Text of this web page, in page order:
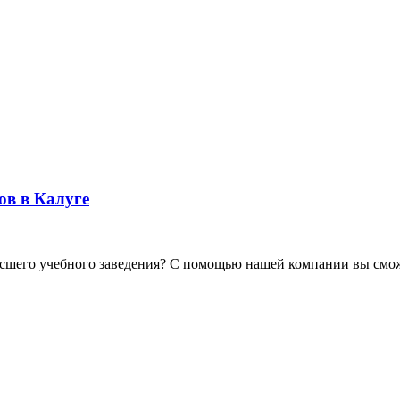
в Калуге
учебного заведения? С помощью нашей компании вы